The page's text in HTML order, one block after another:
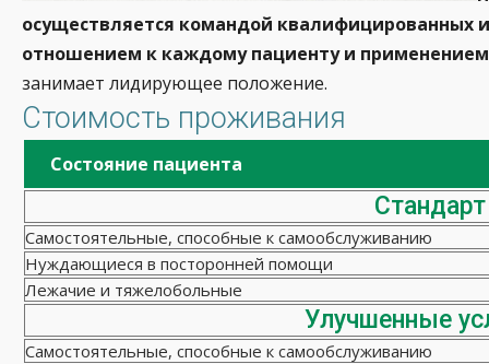
осуществляется командой квалифицированных
отношением к каждому пациенту и применением
занимает лидирующее положение.
Стоимость проживания
Состояние пациента
Стандарт
Самостоятельные, способные к самообслуживанию
Нуждающиеся в посторонней помощи
Лежачие и тяжелобольные
Улучшенные
Самостоятельные, способные к самообслуживанию